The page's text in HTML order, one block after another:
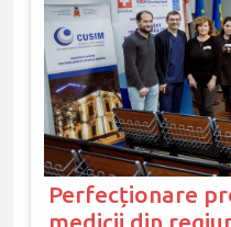
Perfecționare